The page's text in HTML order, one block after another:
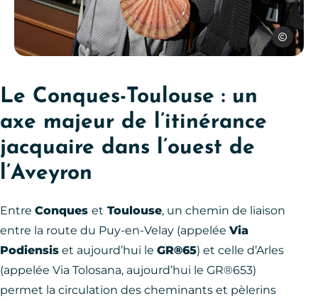
Jeunes pèlerins sur le chemin de Compostelle, © Jérôme
Jérôme
Le Conques-Toulouse : un
axe majeur de l’itinérance
jacquaire dans l’ouest de
l’Aveyron
Entre Conques et Toulouse, un chemin de liaison
entre la route du Puy-en-Velay (appelée Via
Podiensis et aujourd’hui le GR®65) et celle d’Arles
(appelée Via Tolosana, aujourd’hui le GR®653)
permet la circulation des cheminants et pèlerins